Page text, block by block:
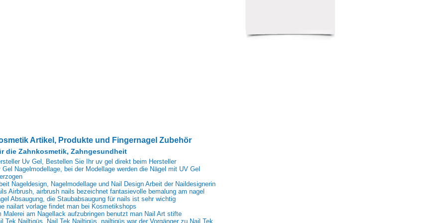
Artikel, Produkte und Fingernagel Zubehör
die Zahnkosmetik, Zahngesundheit
Uv Gel, Bestellen Sie Ihr uv gel direkt beim Hersteller
Gel Nagelmodellage, bei der Modellage werden die Nägel mit UV Gel
Nageldesign, Nagelmodellage und Nail Design Arbeit der Naildesignerin
Airbrush, airbrush nails bezeichnet fantasievolle bemalung am nagel
Absaugung, die Staubabsaugung für nails ist sehr wichtig
nailart vorlage findet man bei Kosmetikshops
Malerei am Nagellack aufzubringen benutzt man Nail Art stifte
Tek Nailtiqüs, Nail Tek Nailtiqüs, nailtiqüs war der Vorgänger zu Nail Tek